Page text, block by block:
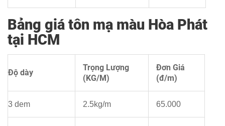
Bảng giá tôn mạ màu Hòa Phát
tại HCM
Độ dày
Trọng Lượng
(KG/M)
Đơn Giá
(đ/m)
3 dem 2.5kg/m 65.000